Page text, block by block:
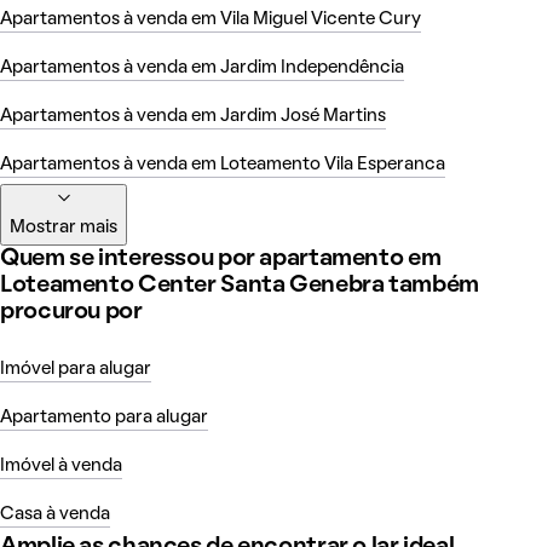
Apartamentos à venda em Vila Miguel Vicente Cury
Apartamentos à venda em Jardim Independência
Apartamentos à venda em Jardim José Martins
Apartamentos à venda em Loteamento Vila Esperanca
Mostrar mais
Quem se interessou por apartamento em
Loteamento Center Santa Genebra também
procurou por
Imóvel para alugar
Apartamento para alugar
Imóvel à venda
Casa à venda